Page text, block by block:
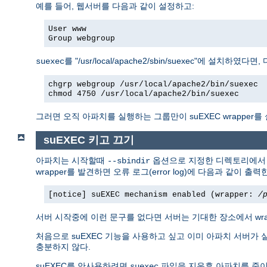
예를 들어, 웹서버를 다음과 같이 설정하고:
User www
Group webgroup
suexec를 "/usr/local/apache2/sbin/suexec"에 설치하였다면,
chgrp webgroup /usr/local/apache2/bin/suexec
chmod 4750 /usr/local/apache2/bin/suexec
그러면 오직 아파치를 실행하는 그룹만이 suEXEC wrapper를
suEXEC 키고 끄기
아파치는 시작할때 --sbindir 옵션으로 지정한 디렉토리에
wrapper를 발견하면 오류 로그(error log)에 다음과 같이 출력
[notice] suEXEC mechanism enabled (wrapper: /
서버 시작중에 이런 문구를 없다면 서버는 기대한 장소에서
처음으로 suEXEC 기능을 사용하고 싶고 이미 아파치 서버가
충분하지 않다.